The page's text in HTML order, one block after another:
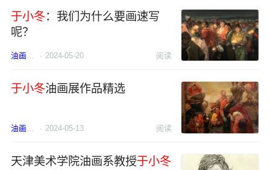
于小冬：我们为什么要画速写
呢？
油画于小冬
· 2024-05-20 阅读
于小冬油画展作品精选
于小冬
· 2024-05-13 阅读
天津美术学院油画系教授于小冬